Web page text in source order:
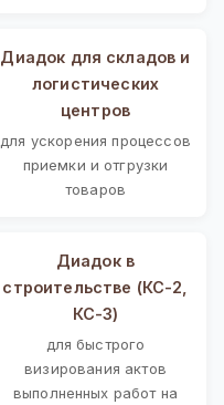
Диадок для складов и
логистических
центров
для ускорения процессов
приемки и отгрузки
товаров
Диадок в
строительстве (КС-2,
КС-3)
для быстрого
визирования актов
выполненных работ на